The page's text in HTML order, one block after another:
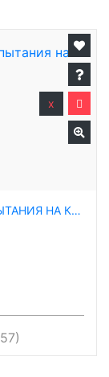
АВТОМАТИЧЕСКАЯ СИСТЕМА ДЛЯ ИСПЫТАНИЯ НА КОРРОЗИЮ
x